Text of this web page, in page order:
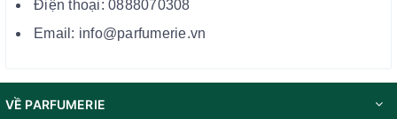
Điện thoại: 0888070308
Email: info@parfumerie.vn
VỀ PARFUMERIE